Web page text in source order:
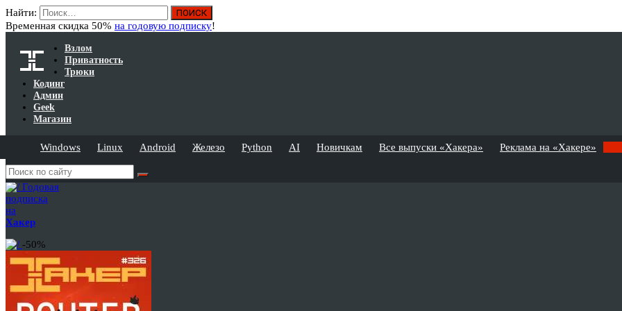
Найти:
Временная скидка 50% на годовую подписку!
Взлом
Приватность
Трюки
Кодинг
Админ
Geek
Магазин
Windows Linux Android Железо Python AI Новичкам Все выпуски «Хакера» Реклама на «Хакере»
Годовая
подписка
на
Хакер
-50%